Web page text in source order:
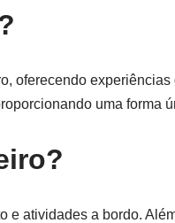
oferecendo
uma forma
atividades a bordo.